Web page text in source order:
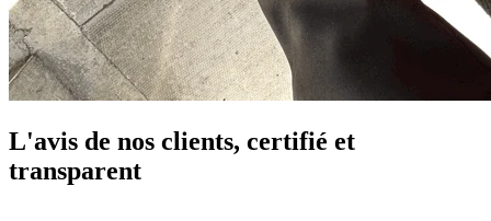
L'avis de nos clients, certifié et
transparent